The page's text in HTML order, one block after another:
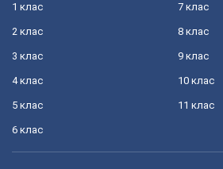
1 клас
2 клас
3 клас
4 клас
5 клас
6 клас
7 клас
8 клас
9 клас
10 клас
11 клас